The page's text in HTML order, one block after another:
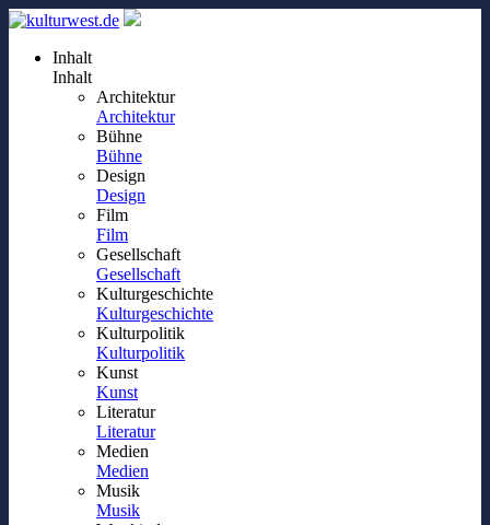
Inhalt
Inhalt
Architektur
Architektur
Bühne
Bühne
Design
Design
Film
Film
Gesellschaft
Gesellschaft
Kulturgeschichte
Kulturgeschichte
Kulturpolitik
Kulturpolitik
Kunst
Kunst
Literatur
Literatur
Medien
Medien
Musik
Musik